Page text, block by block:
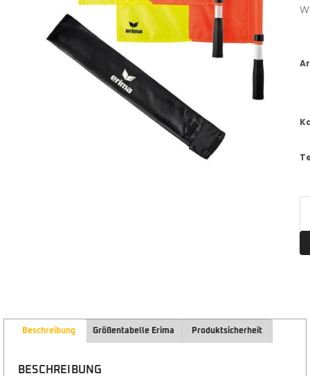
Beschreibung Größentabelle Erima Produktsicherheit
BESCHREIBUNG